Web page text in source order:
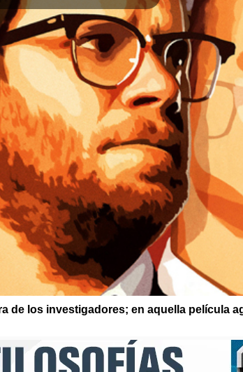
de los investigadores; en aquella película